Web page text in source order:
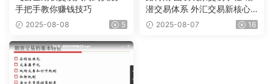
手把手教你赚钱技巧
2025-08-08 5
潜交易体系 外汇交易新核心
课 2025-08-07 16